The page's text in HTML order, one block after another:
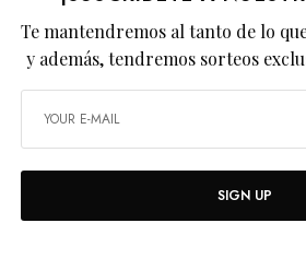
Te mantendremos al tanto de lo
y además, tendremos sorteos
SIGN UP